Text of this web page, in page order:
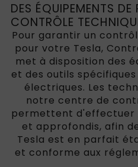
DES ÉQUIPEMENTS
CONTRÔLE
Pour garantir un
pour votre Tesla,
met à disposition des
et des outils
électriques. Les
notre centre de
permettent d'effectuer
et approfondis, afin
Tesla est en parfait
et conforme aux